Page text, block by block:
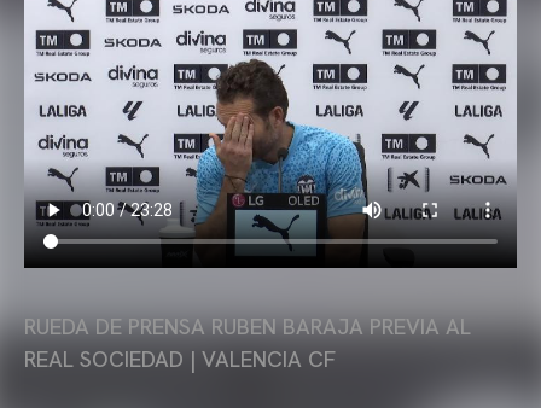
RUEDA DE PRENSA RUBEN BARAJA PREVIA AL
REAL SOCIEDAD | VALENCIA CF